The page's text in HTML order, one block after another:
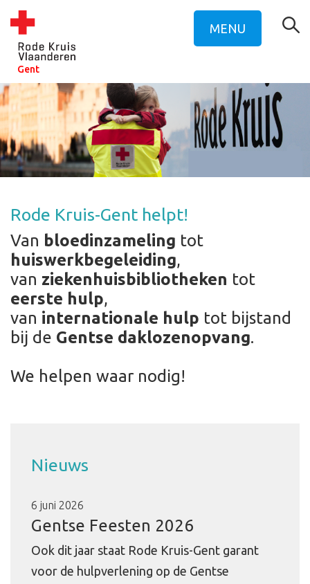
Gent
MENU
Rode Kruis-Gent helpt!
Van bloedinzameling tot
huiswerkbegeleiding,
van ziekenhuisbibliotheken tot
eerste hulp,
van internationale hulp tot bijstand
bij de Gentse daklozenopvang.
We helpen waar nodig!
Nieuws
6 juni 2026
Gentse Feesten 2026
Ook dit jaar staat Rode Kruis-Gent garant
voor de hulpverlening op de Gentse